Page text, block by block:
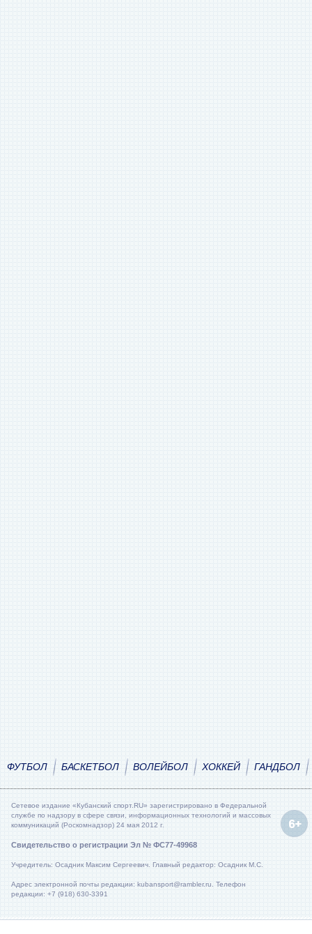
ФУТБОЛ БАСКЕТБОЛ ВОЛЕЙБОЛ ХОККЕЙ ГАНДБОЛ
Сетевое издание «Кубанский спорт.RU» зарегистрировано в Федеральной
службе по надзору в сфере связи, информационных технологий и массовых
коммуникаций (Роскомнадзор) 24 мая 2012 г.
Свидетельство о регистрации Эл № ФС77-49968
Учредитель: Осадник Максим Сергеевич. Главный редактор: Осадник М.С.
Адрес электронной почты редакции: kubansport@rambler.ru. Телефон
редакции: +7 (918) 630-3391